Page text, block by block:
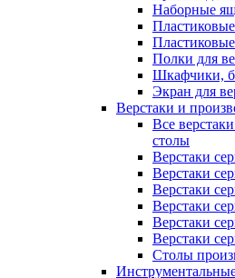
Наборные
Полки для
Шкафчики,
Экран для
Верстаки и
Все
столы
Верстаки
Верстаки
Верстаки
Верстаки
Верстаки
Верстаки
Столы